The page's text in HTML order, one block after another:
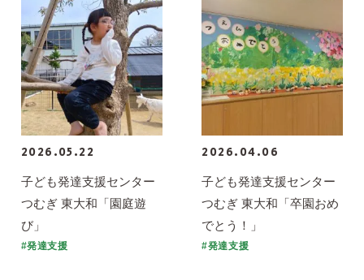
2026.05.22
子ども発達支援センター
つむぎ 東大和「園庭遊
び」
#発達支援
2026.04.06
子ども発達支援センター
つむぎ 東大和「卒園おめ
でとう！」
#発達支援